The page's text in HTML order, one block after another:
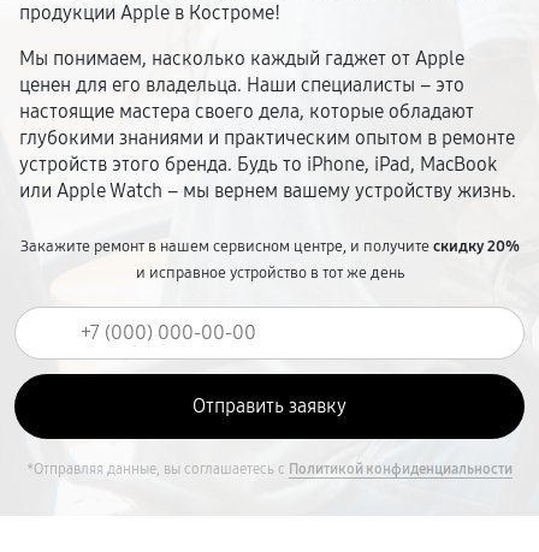
продукции Apple в Костроме!
Мы понимаем, насколько каждый гаджет от Apple
ценен для его владельца. Наши специалисты – это
настоящие мастера своего дела, которые обладают
глубокими знаниями и практическим опытом в ремонте
устройств этого бренда. Будь то iPhone, iPad, MacBook
или Apple Watch – мы вернем вашему устройству жизнь.
Закажите ремонт в нашем сервисном центре, и получитескидку 20%
и исправное устройство в тот же день
*Отправляя данные, вы соглашаетесь с Политикой конфиденциальности